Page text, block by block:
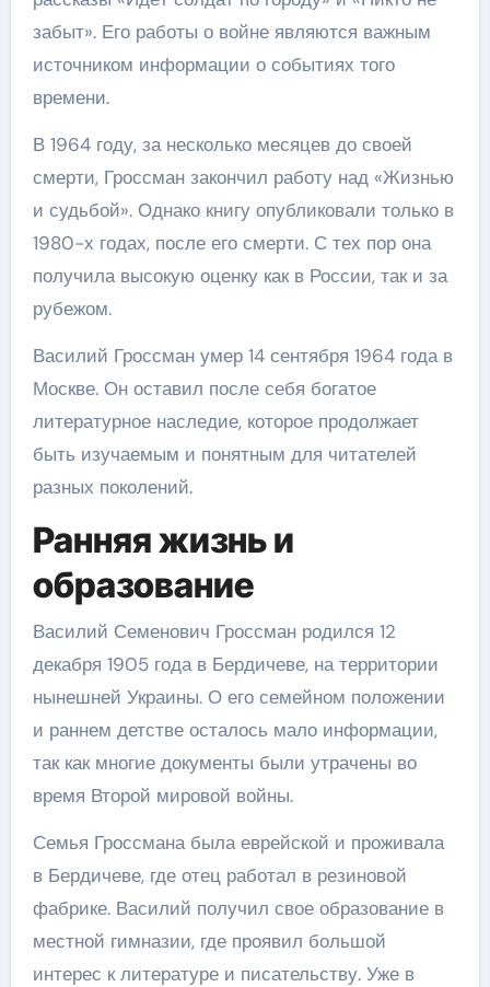
забыт». Его работы о войне являются важным
источником информации о событиях того
времени.
В 1964 году, за несколько месяцев до своей
смерти, Гроссман закончил работу над «Жизнью
и судьбой». Однако книгу опубликовали только в
1980-х годах, после его смерти. С тех пор она
получила высокую оценку как в России, так и за
рубежом.
Василий Гроссман умер 14 сентября 1964 года в
Москве. Он оставил после себя богатое
литературное наследие, которое продолжает
быть изучаемым и понятным для читателей
разных поколений.
Ранняя жизнь и
образование
Василий Семенович Гроссман родился 12
декабря 1905 года в Бердичеве, на территории
нынешней Украины. О его семейном положении
и раннем детстве осталось мало информации,
так как многие документы были утрачены во
время Второй мировой войны.
Семья Гроссмана была еврейской и проживала
в Бердичеве, где отец работал в резиновой
фабрике. Василий получил свое образование в
местной гимназии, где проявил большой
интерес к литературе и писательству. Уже в